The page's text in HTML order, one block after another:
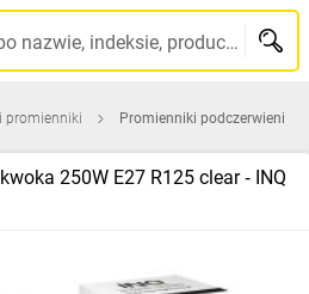
Szukaj po nazwie, indeksie, producencie, kodzie kreskowym...
promienniki Promienniki podczerwieni
250W E27 R125 clear ‑ INQ